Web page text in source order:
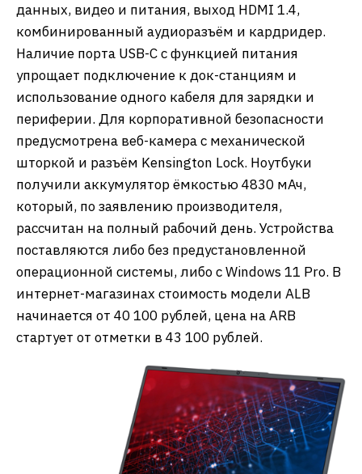
данных, видео и питания, выход HDMI 1.4,
комбинированный аудиоразъём и кардридер.
Наличие порта USB-C с функцией питания
упрощает подключение к док-станциям и
использование одного кабеля для зарядки и
периферии. Для корпоративной безопасности
предусмотрена веб-камера с механической
шторкой и разъём Kensington Lock. Ноутбуки
получили аккумулятор ёмкостью 4830 мАч,
который, по заявлению производителя,
рассчитан на полный рабочий день. Устройства
поставляются либо без предустановленной
операционной системы, либо с Windows 11 Pro. В
интернет-магазинах стоимость модели ALB
начинается от 40 100 рублей, цена на ARB
стартует от отметки в 43 100 рублей.